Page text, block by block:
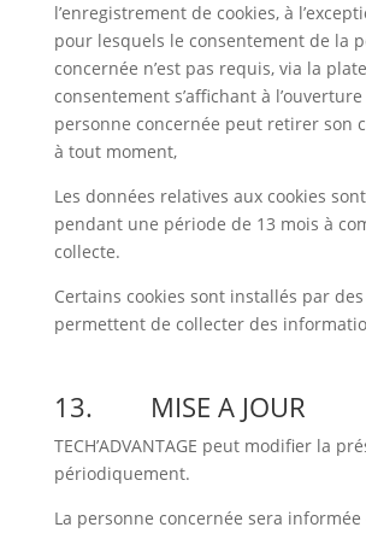
l’enregistrement de cookies, à
pour lesquels le consentement de la
concernée n’est pas requis, via la
consentement s’affichant à
personne concernée peut retirer son
à tout moment,
Les données relatives aux cookies
pendant une période de 13 mois à
collecte.
Certains cookies sont installés par
permettent de collecter des
13. MISE A JOUR
TECH’ADVANTAGE peut modifier la
périodiquement.
La personne concernée sera informée